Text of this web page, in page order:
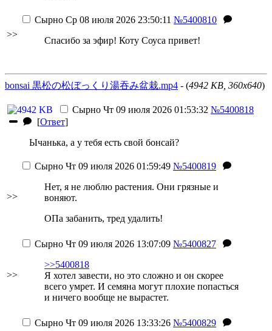
>>
Сырно Ср 08 июля 2026 23:50:11 №5400810
Спасибо за эфир! Коту Соуса привет!
bonsai 黒松の松ぼっくり湯吞み盆栽.mp4 - (4942 KB, 360x640)
Сырно Чт 09 июля 2026 01:53:32 №5400818
[Ответ]
Ычанька, а у тебя есть свой бонсай?
>>
Сырно Чт 09 июля 2026 01:59:49 №5400819
Нет, я не люблю растения. Они грязные и
воняют.
ОПа забанить, тред удалить!
>>
Сырно Чт 09 июля 2026 13:07:09 №5400827
>>5400818
Я хотел завести, но это сложно и он скорее
всего умрет. И семяна могут плохие попасться
и ничего вообще не вырастет.
Сырно Чт 09 июля 2026 13:33:26 №5400829